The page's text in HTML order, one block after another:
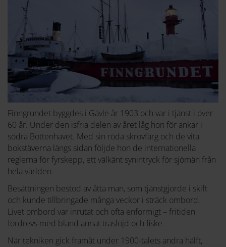
Finngrundet byggdes i Gävle år 1903 och var i tjänst i över
60 år. Under den isfria delen av året låg hon för ankar i
södra Bottenhavet. Med sin röda skrovfärg och de vita
bokstäverna längs sidan följde hon de internationella
reglerna för fyrskepp, ett välkänt synintryck för sjömän från
hela världen.
Besättningen bestod av åtta man, som tjänstgjorde i skift
och kunde tillbringade många veckor i sträck ombord.
Livet ombord var inrutat och ofta enformigt – fritiden
fördrevs med bland annat träslöjd och fiske.
När tekniken gick framåt under 1900-talets andra hälft,